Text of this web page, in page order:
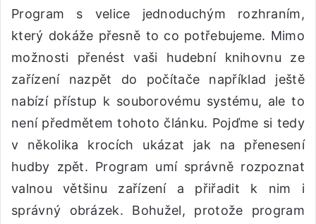
Program s velice jednoduchým rozhraním,
který dokáže přesně to co potřebujeme. Mimo
možnosti přenést vaši hudební knihovnu ze
zařízení nazpět do počítače například ještě
nabízí přístup k souborovému systému, ale to
není předmětem tohoto článku. Pojďme si tedy
v několika krocích ukázat jak na přenesení
hudby zpět. Program umí správně rozpoznat
valnou většinu zařízení a přiřadit k nim i
správný obrázek. Bohužel, protože program